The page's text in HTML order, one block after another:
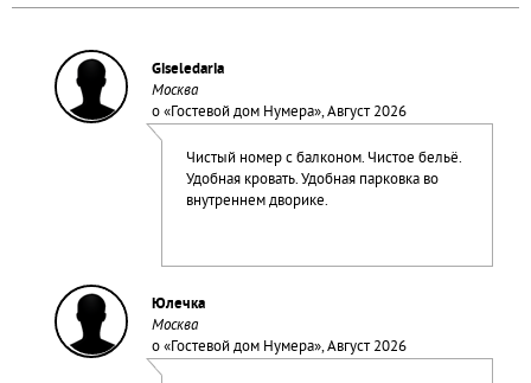
Giseledaria
Москва
о «Гостевой дом Нумера», Август 2026
Чистый номер с балконом. Чистое бельё.
Удобная кровать. Удобная парковка во
внутреннем дворике.
Юлечка
Москва
о «Гостевой дом Нумера», Август 2026